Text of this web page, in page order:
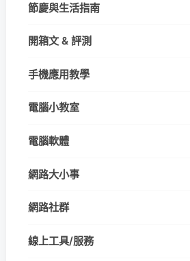
節慶與生活指南
開箱文 & 評測
手機應用教學
電腦小教室
電腦軟體
網路大小事
網路社群
線上工具/服務